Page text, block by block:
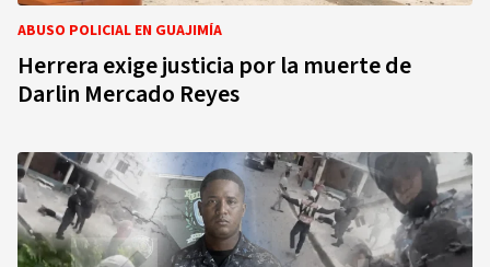
ABUSO POLICIAL EN GUAJIMÍA
Herrera exige justicia por la muerte de
Darlin Mercado Reyes